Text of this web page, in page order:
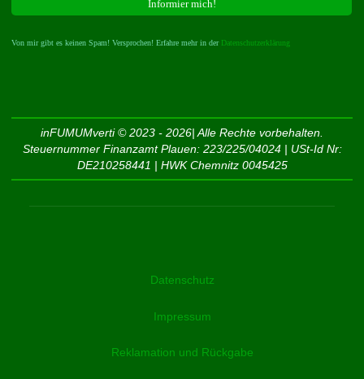
Von mir gibt es keinen Spam! Versprochen! Erfahre mehr in der Datenschutzerklärung
inFUMUMverti © 2023 - 2026| Alle Rechte vorbehalten.
Steuernummer Finanzamt Plauen: 223/225/04024 | USt-Id Nr:
DE210258441 | HWK Chemnitz 0045425
Datenschutz
Impressum
Reklamation und Rückgabe